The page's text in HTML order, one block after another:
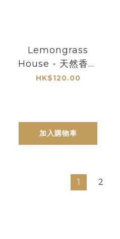
Lemongrass
House - 天然香薰
空氣清新噴霧 - 甜
HK$120.00
加入購物車
1 2